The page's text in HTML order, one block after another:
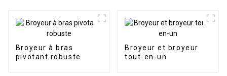
Broyeur à bras
pivotant robuste
Broyeur et broyeur
tout-en-un